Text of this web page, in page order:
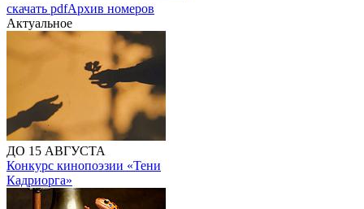
скачать pdfАрхив номеров
Актуальное
ДО 15 АВГУСТА
Конкурс кинопоэзии «Тени
Кадриорга»